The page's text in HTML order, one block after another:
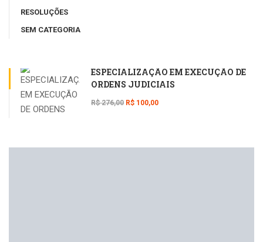
RESOLUÇÕES
SEM CATEGORIA
ESPECIALIZAÇÃO EM EXECUÇÃO DE
ORDENS JUDICIAIS
R$ 276,00 R$ 100,00